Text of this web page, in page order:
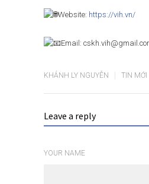
Website: https://vih.vn/
Email:
KHÁNH LY NGUYỄN TIN MỚI
Leave a reply
YOUR NAME